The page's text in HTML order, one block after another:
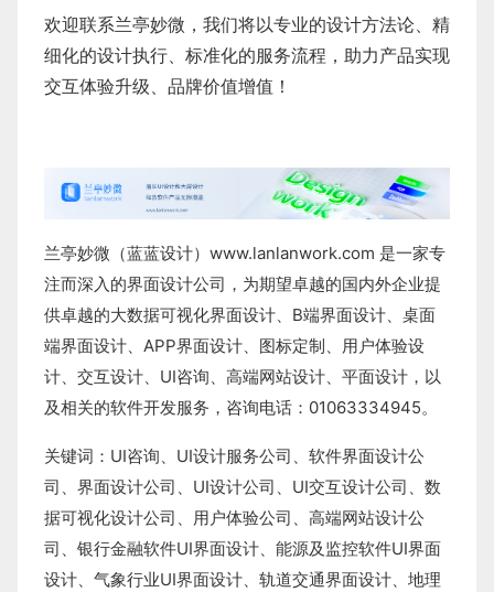
欢迎联系兰亭妙微，我们将以专业的设计方法论、精
细化的设计执行、标准化的服务流程，助力产品实现
交互体验升级、品牌价值增值！
兰亭妙微（蓝蓝设计） www.lanlanwork.com 是一家专
注而深入的界面设计公司，为期望卓越的国内外企业提
供卓越的大数据可视化界面设计、 B端界面设计、 桌面
端界面设计、 APP界面设计、 图标定制、 用户体验设
计、 交互设计、 UI咨询、 高端网站设计、 平面设计 ，以
及相关的软件开发服务，咨询电话：01063334945。
关键词： UI咨询、 UI设计服务公司 、 软件界面设计公
司、界面设计公司、 UI设计公司 、 UI交互设计公司 、 数
据可视化设计公司 、 用户体验公司 、 高端网站设计公
司 、 银行金融软件UI界面设计、 能源及监控软件UI界面
设计、 气象行业UI界面设计、 轨道交通界面设计、 地理